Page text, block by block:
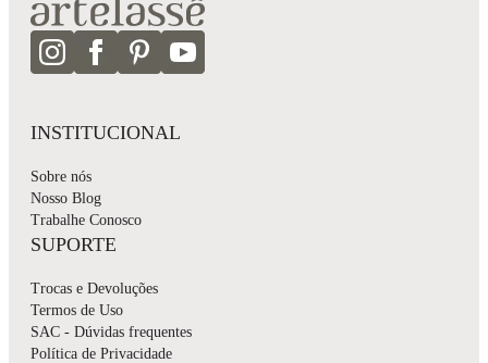
INSTITUCIONAL
Sobre nós
Nosso Blog
Trabalhe Conosco
SUPORTE
Trocas e Devoluções
Termos de Uso
SAC - Dúvidas frequentes
Política de Privacidade